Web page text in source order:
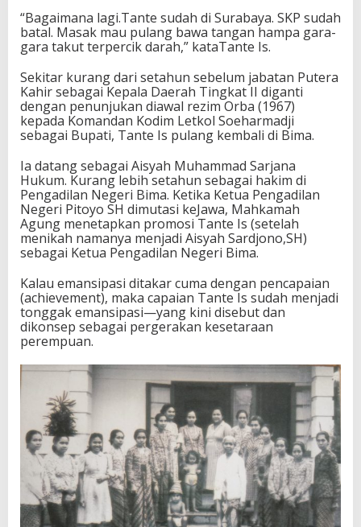
h
M
u
h
l
i
s
D
.
T
o
l
o
m
u
d
u
(
6
“Bagaimana lagi.Tante sudah di Surabaya. SKP sudah
batal. Masak mau pulang bawa tangan hampa gara-
gara takut terpercik darah,” kataTante Is.
Sekitar kurang dari setahun sebelum jabatan Putera
Kahir sebagai Kepala Daerah Tingkat II diganti
dengan penunjukan diawal rezim Orba (1967)
kepada Komandan Kodim Letkol Soeharmadji
sebagai Bupati, Tante Is pulang kembali di Bima.
Ia datang sebagai Aisyah Muhammad Sarjana
Hukum. Kurang lebih setahun sebagai hakim di
Pengadilan Negeri Bima. Ketika Ketua Pengadilan
Negeri Pitoyo SH dimutasi keJawa, Mahkamah
Agung menetapkan promosi Tante Is (setelah
menikah namanya menjadi Aisyah Sardjono,SH)
sebagai Ketua Pengadilan Negeri Bima.
Kalau emansipasi ditakar cuma dengan pencapaian
(achievement), maka capaian Tante Is sudah menjadi
tonggak emansipasi—yang kini disebut dan
dikonsep sebagai pergerakan kesetaraan
perempuan.